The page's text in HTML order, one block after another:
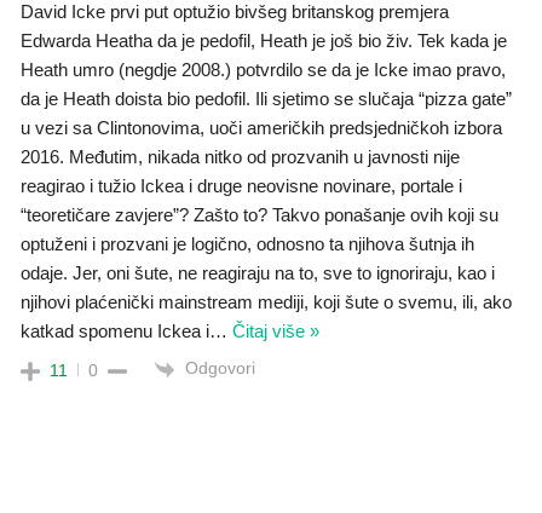
David Icke prvi put optužio bivšeg britanskog premjera
Edwarda Heatha da je pedofil, Heath je još bio živ. Tek kada je
Heath umro (negdje 2008.) potvrdilo se da je Icke imao pravo,
da je Heath doista bio pedofil. Ili sjetimo se slučaja “pizza gate”
u vezi sa Clintonovima, uoči američkih predsjedničkoh izbora
2016. Međutim, nikada nitko od prozvanih u javnosti nije
reagirao i tužio Ickea i druge neovisne novinare, portale i
“teoretičare zavjere”? Zašto to? Takvo ponašanje ovih koji su
optuženi i prozvani je logično, odnosno ta njihova šutnja ih
odaje. Jer, oni šute, ne reagiraju na to, sve to ignoriraju, kao i
njihovi plaćenički mainstream mediji, koji šute o svemu, ili, ako
katkad spomenu Ickea i… Čitaj više »
11 0 Odgovori